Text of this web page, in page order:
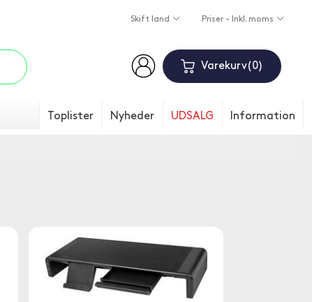
Skift land Priser - Inkl. moms
Varekurv 0
Toplister Nyheder UDSALG Information